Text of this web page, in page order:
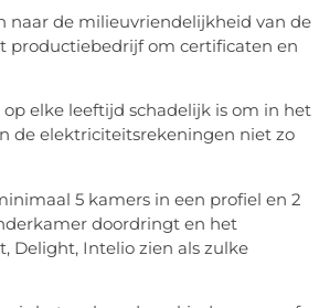
naar de milieuvriendelijkheid van de
productiebedrijf om certificaten en
elke leeftijd schadelijk is om in het
de elektriciteitsrekeningen niet zo
5 kamers in een profiel en 2
doordringt en het
Delight, Intelio zien als zulke